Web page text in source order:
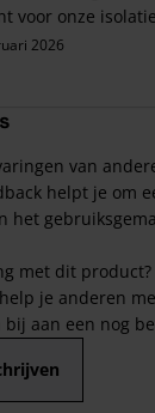
voor onze
2026
van
helpt je om
het
met dit
je anderen
bij aan een nog